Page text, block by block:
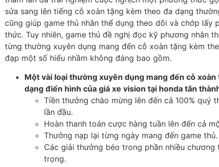
sửa sang lên tiếng cỗ xoàn tặng kèm theo đa dạng
cũng giúp game thủ nhân thể dụng theo dõi và chớp lấy
thức. Tuy nhiên, game thủ đề nghị đọc kỹ phương nhân
từng thường xuyên dụng mang đến cỗ xoàn tặng kèm
đạp một số hiểu nhầm không đáng bao gồm.
Một vài loại thường xuyên dụng mang đến cỗ
dạng điển hình của giá xe vision tại honda tân
Tiền thưởng chào mừng lên đến cả 100% quý
lần đầu.
Hoàn thanh toán cược hàng tuần lên đến cả
Thưởng nạp lại từng ngày mang đến game thủ.
Các giải thưởng béo trong phần nhiều chương
trọng.